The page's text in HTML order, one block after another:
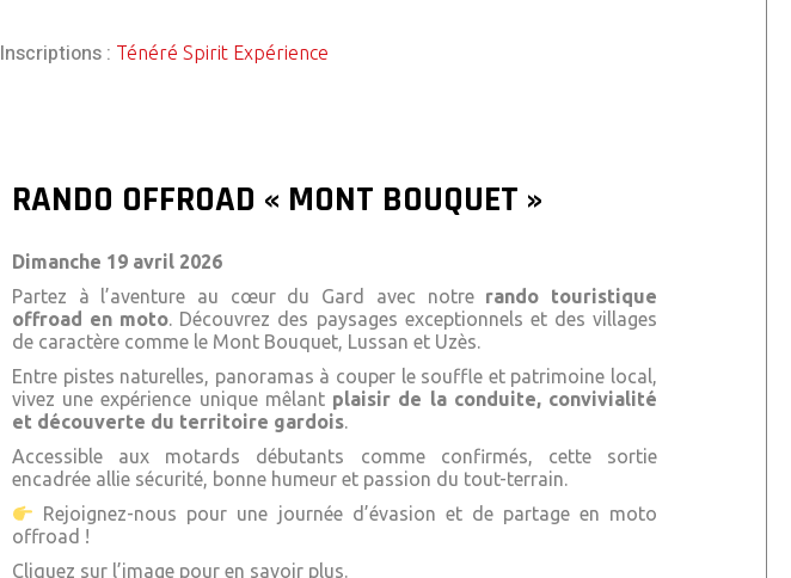
Inscriptions : Ténéré Spirit Expérience
RANDO OFFROAD « MONT BOUQUET »
Dimanche 19 avril 2026
Partez à l’aventure au cœur du Gard avec notre rando touristique
offroad en moto. Découvrez des paysages exceptionnels et des villages
de caractère comme le Mont Bouquet, Lussan et Uzès.
Entre pistes naturelles, panoramas à couper le souffle et patrimoine local,
vivez une expérience unique mêlant plaisir de la conduite, convivialité
et découverte du territoire gardois.
Accessible aux motards débutants comme confirmés, cette sortie
encadrée allie sécurité, bonne humeur et passion du tout-terrain.
Rejoignez-nous pour une journée d’évasion et de partage en moto
offroad !
Cliquez sur l’image pour en savoir plus.